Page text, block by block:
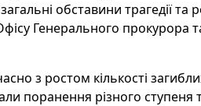
обставини трагедії та
Генерального прокурора
з ростом кількості
поранення різного